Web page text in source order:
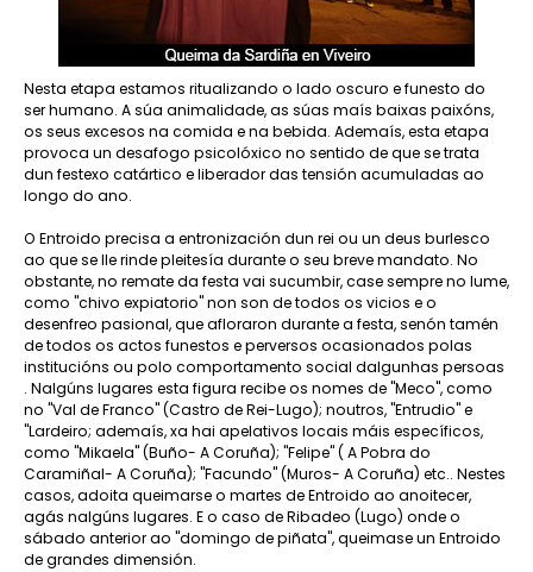
Nesta etapa estamos ritualizando o lado oscuro e funesto do
ser humano. A súa animalidade, as súas maís baixas paixóns,
os seus excesos na comida e na bebida. Ademaís, esta etapa
provoca un desafogo psicolóxico no sentido de que se trata
dun festexo catártico e liberador das tensión acumuladas ao
longo do ano.
O Entroido precisa a entronización dun rei ou un deus burlesco
ao que se lle rinde pleitesía durante o seu breve mandato. No
obstante, no remate da festa vai sucumbir, case sempre no lume,
como "chivo expiatorio" non son de todos os vicios e o
desenfreo pasional, que afloraron durante a festa, senón tamén
de todos os actos funestos e perversos ocasionados polas
institucións ou polo comportamento social dalgunhas persoas
. Nalgúns lugares esta figura recibe os nomes de "Meco", como
no "Val de Franco" (Castro de Rei-Lugo); noutros, "Entrudio" e
"Lardeiro; ademaís, xa hai apelativos locais máis específicos,
como "Mikaela" (Buño- A Coruña); "Felipe" ( A Pobra do
Caramiñal- A Coruña); "Facundo" (Muros- A Coruña) etc.. Nestes
casos, adoita queimarse o martes de Entroido ao anoitecer,
agás nalgúns lugares. E o caso de Ribadeo (Lugo) onde o
sábado anterior ao "domingo de piñata", queimase un Entroido
de grandes dimensión.